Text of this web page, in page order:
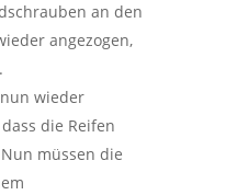
an den
angezogen,
wieder
die Reifen
müssen die